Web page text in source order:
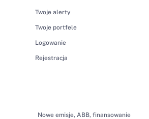
Nowe emisje, ABB, finansowanie
Twoje alerty
Twoje portfele
Logowanie
Rejestracja